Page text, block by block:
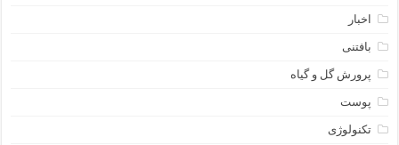
اخبار
بافتنی
پرورش گل و گیاه
پوست
تکنولوژی